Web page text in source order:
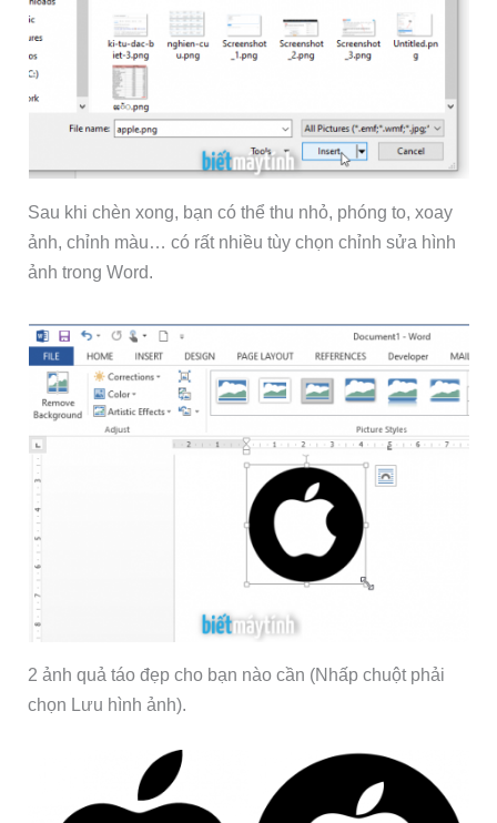
Sau khi chèn xong, bạn có thể thu nhỏ, phóng to, xoay
ảnh, chỉnh màu… có rất nhiều tùy chọn chỉnh sửa hình
ảnh trong Word.
2 ảnh quả táo đẹp cho bạn nào cần (Nhấp chuột phải
chọn Lưu hình ảnh).